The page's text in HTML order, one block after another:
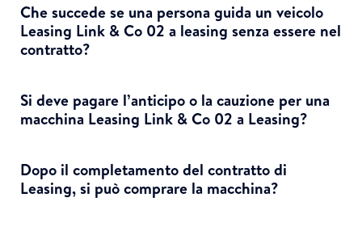
Che succede se una persona guida un veicolo
Leasing Link & Co 02 a leasing senza essere nel
contratto?
Si deve pagare l’anticipo o la cauzione per una
macchina Leasing Link & Co 02 a Leasing?
Dopo il completamento del contratto di
Leasing, si può comprare la macchina?